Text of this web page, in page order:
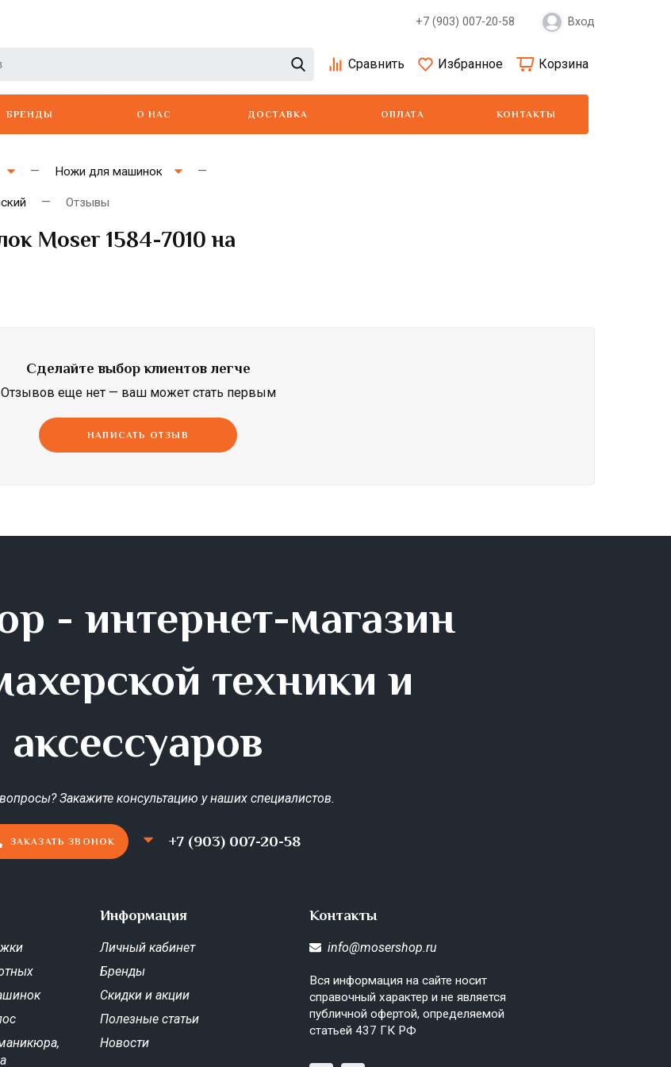
+7 (903) 007-20-58 Вход
Сравнить Избранное Корзина
БРЕНДЫ
Artero Babyliss
Dimi
О НАС ДОСТАВКА ОПЛАТА КОНТАКТЫ
Ножи для машинок
Отзывы
Moser 1584-7010 на
Сделайте выбор клиентов легче
Отзывов еще нет — ваш может стать первым
НАПИСАТЬ ОТЗЫВ
- интернет-магазин
техники и
аксессуаров
Закажите консультацию у наших специалистов.
ЗАКАЗАТЬ ЗВОНОК +7 (903) 007-20-58
Информация
Личный кабинет
Бренды
Скидки и акции
Полезные статьи
Новости
Контакты
info@mosershop.ru
Вся информация на сайте носит
справочный характер и не является
публичной офертой, определяемой
статьей 437 ГК РФ